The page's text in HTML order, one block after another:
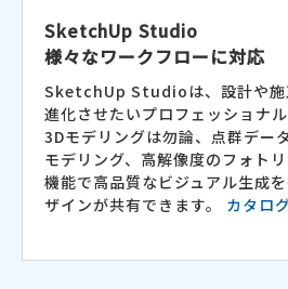
SketchUp Studio
様々なワークフローに対応
SketchUp Studioは、設計や施
進化させたいプロフェッショナル
3Dモデリングは勿論、点群デー
モデリング、高解像度のフォト
機能で高品質なビジュアル生成
ザインが共有できます。 カタロ